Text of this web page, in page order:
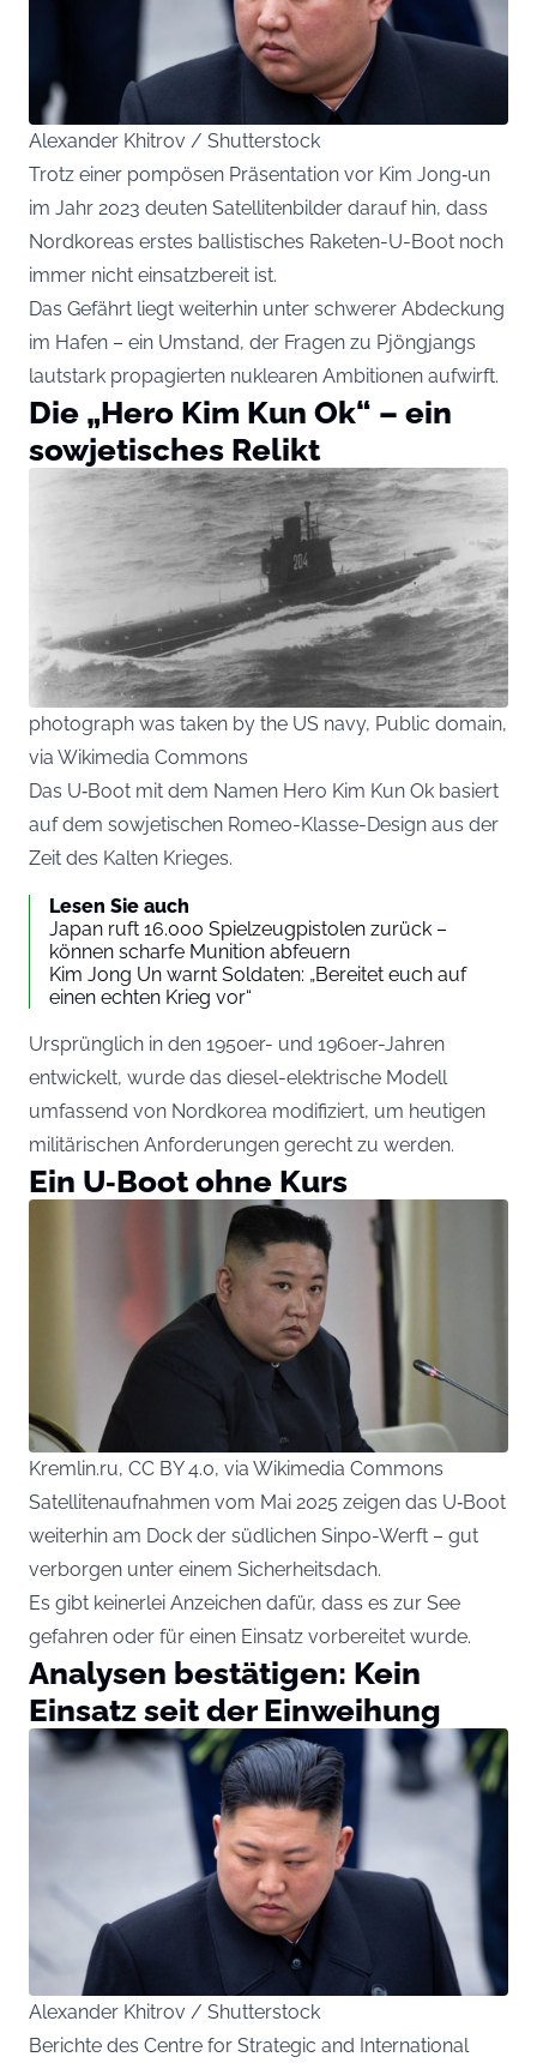
Alexander Khitrov / Shutterstock
Trotz einer pompösen Präsentation vor Kim Jong‑un
im Jahr 2023 deuten Satellitenbilder darauf hin, dass
Nordkoreas erstes ballistisches Raketen-U-Boot noch
immer nicht einsatzbereit ist.
Das Gefährt liegt weiterhin unter schwerer Abdeckung
im Hafen – ein Umstand, der Fragen zu Pjöngjangs
lautstark propagierten nuklearen Ambitionen aufwirft.
Die „Hero Kim Kun Ok“ – ein
sowjetisches Relikt
photograph was taken by the US navy, Public domain,
via Wikimedia Commons
Das U‑Boot mit dem Namen Hero Kim Kun Ok basiert
auf dem sowjetischen Romeo-Klasse-Design aus der
Zeit des Kalten Krieges.
Lesen Sie auch
Japan ruft 16.000 Spielzeugpistolen zurück –
können scharfe Munition abfeuern
Kim Jong Un warnt Soldaten: „Bereitet euch auf
einen echten Krieg vor“
Ursprünglich in den 1950er- und 1960er-Jahren
entwickelt, wurde das diesel-elektrische Modell
umfassend von Nordkorea modifiziert, um heutigen
militärischen Anforderungen gerecht zu werden.
Ein U‑Boot ohne Kurs
Kremlin.ru, CC BY 4.0, via Wikimedia Commons
Satellitenaufnahmen vom Mai 2025 zeigen das U‑Boot
weiterhin am Dock der südlichen Sinpo-Werft – gut
verborgen unter einem Sicherheitsdach.
Es gibt keinerlei Anzeichen dafür, dass es zur See
gefahren oder für einen Einsatz vorbereitet wurde.
Analysen bestätigen: Kein
Einsatz seit der Einweihung
Alexander Khitrov / Shutterstock
Berichte des Centre for Strategic and International